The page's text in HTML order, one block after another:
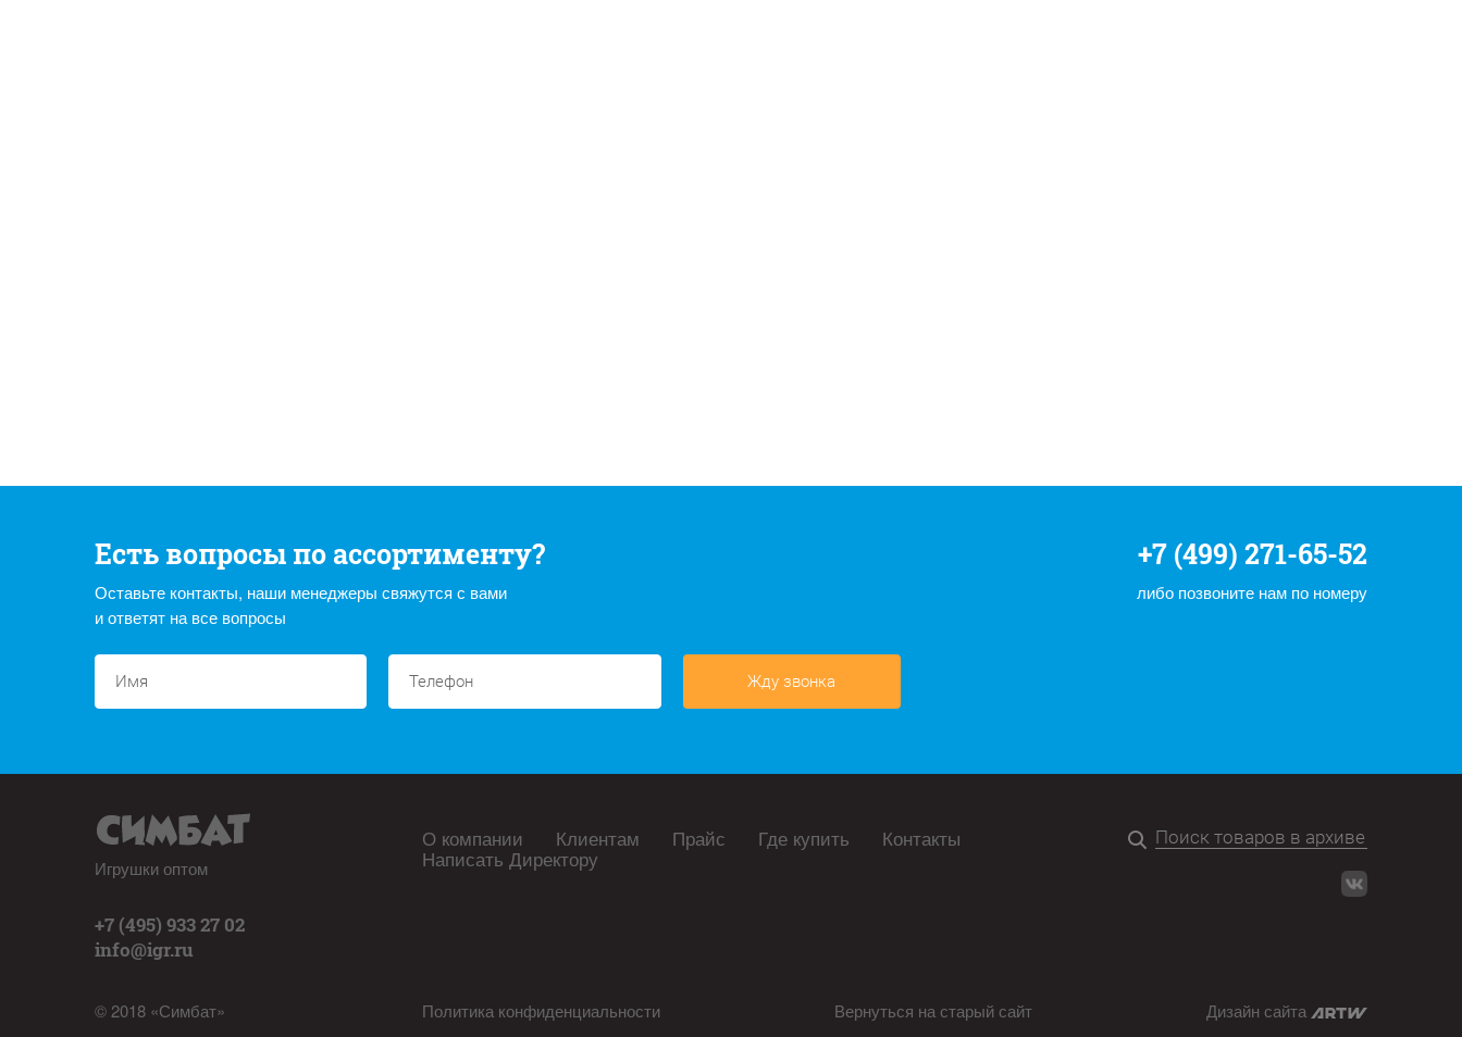
Есть вопросы по ассортименту?
Оставьте контакты, наши менеджеры свяжутся с вами
и ответят на все вопросы
+7 (499) 271-65-52
либо позвоните нам по номеру
Жду звонка
Игрушки оптом
+7 (495) 933 27 02
info@igr.ru
© 2018 «Симбат»
О компании Клиентам Прайс Где купить Контакты
Написать Директору
Политика конфиденциальности Вернуться на старый сайт Дизайн сайта